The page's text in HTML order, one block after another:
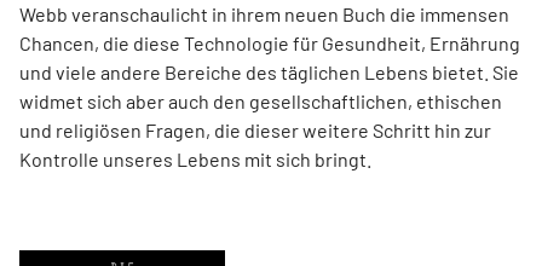
Webb veranschaulicht in ihrem neuen Buch die immensen
Chancen, die diese Technologie für Gesundheit, Ernährung
und viele andere Bereiche des täglichen Lebens bietet. Sie
widmet sich aber auch den gesellschaftlichen, ethischen
und religiösen Fragen, die dieser weitere Schritt hin zur
Kontrolle unseres Lebens mit sich bringt.